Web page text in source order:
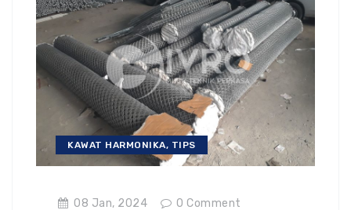
KAWAT HARMONIKA, TIPS
08 Jan, 2024 0 Comment